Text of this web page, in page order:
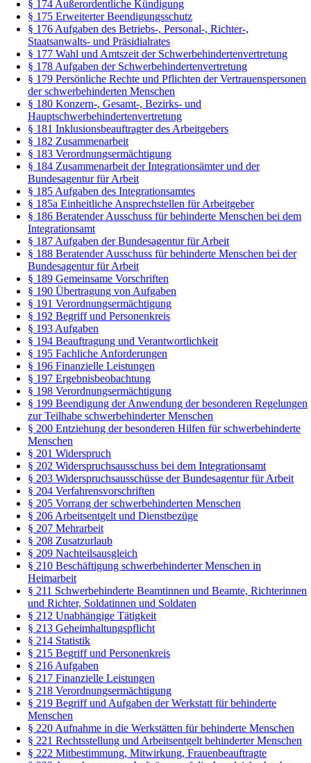
§ 174 Außerordentliche Kündigung
§ 175 Erweiterter Beendigungsschutz
§ 176 Aufgaben des Betriebs-, Personal-, Richter-,
Staatsanwalts- und Präsidialrates
§ 177 Wahl und Amtszeit der Schwerbehindertenvertretung
§ 178 Aufgaben der Schwerbehindertenvertretung
§ 179 Persönliche Rechte und Pflichten der Vertrauenspersonen
der schwerbehinderten Menschen
§ 180 Konzern-, Gesamt-, Bezirks- und
Hauptschwerbehindertenvertretung
§ 181 Inklusionsbeauftragter des Arbeitgebers
§ 182 Zusammenarbeit
§ 183 Verordnungsermächtigung
§ 184 Zusammenarbeit der Integrationsämter und der
Bundesagentur für Arbeit
§ 185 Aufgaben des Integrationsamtes
§ 185a Einheitliche Ansprechstellen für Arbeitgeber
§ 186 Beratender Ausschuss für behinderte Menschen bei dem
Integrationsamt
§ 187 Aufgaben der Bundesagentur für Arbeit
§ 188 Beratender Ausschuss für behinderte Menschen bei der
Bundesagentur für Arbeit
§ 189 Gemeinsame Vorschriften
§ 190 Übertragung von Aufgaben
§ 191 Verordnungsermächtigung
§ 192 Begriff und Personenkreis
§ 193 Aufgaben
§ 194 Beauftragung und Verantwortlichkeit
§ 195 Fachliche Anforderungen
§ 196 Finanzielle Leistungen
§ 197 Ergebnisbeobachtung
§ 198 Verordnungsermächtigung
§ 199 Beendigung der Anwendung der besonderen Regelungen
zur Teilhabe schwerbehinderter Menschen
§ 200 Entziehung der besonderen Hilfen für schwerbehinderte
Menschen
§ 201 Widerspruch
§ 202 Widerspruchsausschuss bei dem Integrationsamt
§ 203 Widerspruchsausschüsse der Bundesagentur für Arbeit
§ 204 Verfahrensvorschriften
§ 205 Vorrang der schwerbehinderten Menschen
§ 206 Arbeitsentgelt und Dienstbezüge
§ 207 Mehrarbeit
§ 208 Zusatzurlaub
§ 209 Nachteilsausgleich
§ 210 Beschäftigung schwerbehinderter Menschen in
Heimarbeit
§ 211 Schwerbehinderte Beamtinnen und Beamte, Richterinnen
und Richter, Soldatinnen und Soldaten
§ 212 Unabhängige Tätigkeit
§ 213 Geheimhaltungspflicht
§ 214 Statistik
§ 215 Begriff und Personenkreis
§ 216 Aufgaben
§ 217 Finanzielle Leistungen
§ 218 Verordnungsermächtigung
§ 219 Begriff und Aufgaben der Werkstatt für behinderte
Menschen
§ 220 Aufnahme in die Werkstätten für behinderte Menschen
§ 221 Rechtsstellung und Arbeitsentgelt behinderter Menschen
§ 222 Mitbestimmung, Mitwirkung, Frauenbeauftragte